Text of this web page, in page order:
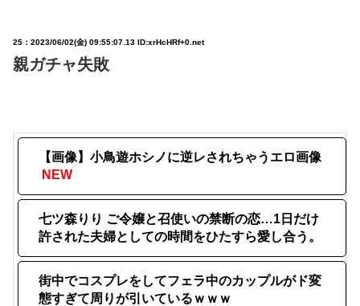
25： 2023/06/02(金) 09:55:07.13 ID:xrHcHRf+0.net
親ガチャ失敗
【画像】小鳥遊ホシノに逆レされちゃうエロ画像
NEW
七ツ森りり ご令嬢と召使いの禁断の恋…1日だけ
許された夫婦としての時間をひたすら愛し合う。
街中でコスプレをしてフェラ中のカップルがド変
態すぎて周りが引いているｗｗｗ